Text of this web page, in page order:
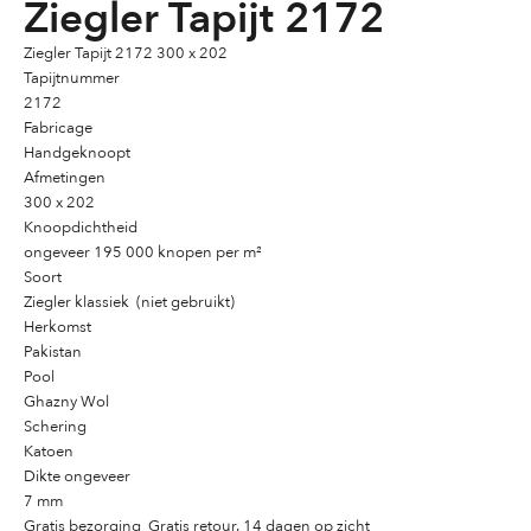
Ziegler Tapijt 2172
Ziegler Tapijt 2172 300 x 202
Tapijtnummer
2172
Fabricage
Handgeknoopt
Afmetingen
300 x 202
Knoopdichtheid
ongeveer 195 000 knopen per m²
Soort
Ziegler klassiek (niet gebruikt)
Herkomst
Pakistan
Pool
Ghazny Wol
Schering
Katoen
Dikte ongeveer
7 mm
Gratis bezorging, Gratis retour. 14 dagen op zicht